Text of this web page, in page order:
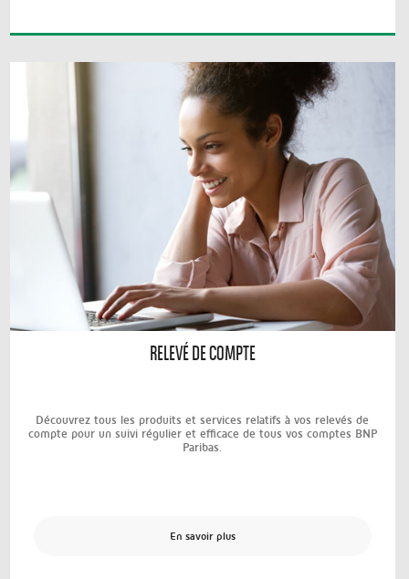
RELEVÉ DE COMPTE
Découvrez tous les produits et services relatifs à vos relevés de
compte pour un suivi régulier et efficace de tous vos comptes BNP
Paribas.
En savoir plus